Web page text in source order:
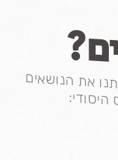
את הנושאים